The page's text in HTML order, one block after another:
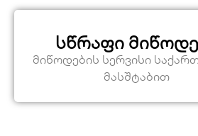
სწრაფი
მიწოდების სერვისი
მასშტაბით